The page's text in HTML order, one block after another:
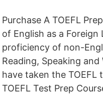
Purchase A TOEFL
of English as a
proficiency of non-
Reading, Speaking
have taken the
TOEFL Test Prep